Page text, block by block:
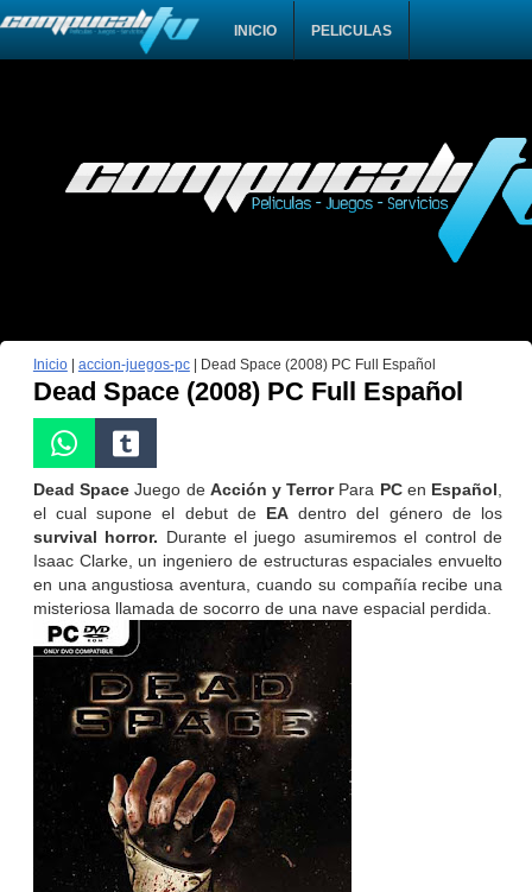
INICIO PELICULAS
Inicio| accion-juegos-pc| Dead Space (2008) PC Full Español
Dead Space (2008) PC Full Español
Dead Space Juego de Acción y TerrorPara PCen Español
el cual supone el debut de EA dentro del género de los
survival horror. Durante el juego asumiremos el control de
Isaac Clarke, un ingeniero de estructuras espaciales envuelto
en una angustiosa aventura, cuando su compañía recibe una
misteriosa llamada de socorro de una nave espacial perdida.